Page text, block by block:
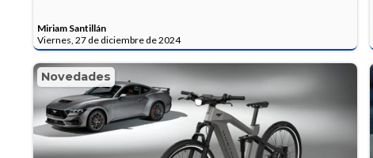
Miriam Santillán
Viernes, 27 de diciembre de 2024
Novedades